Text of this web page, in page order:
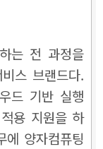
는 전 과정을
스 브랜드다.
드 기반 실행
용 지원을 하
에 양자컴퓨팅